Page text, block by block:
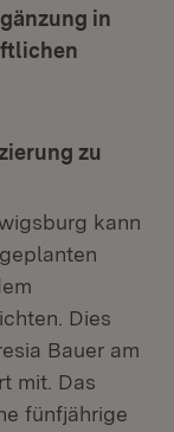
in
zu
kann
Dies
Bauer am
mit. Das
fünfjährige